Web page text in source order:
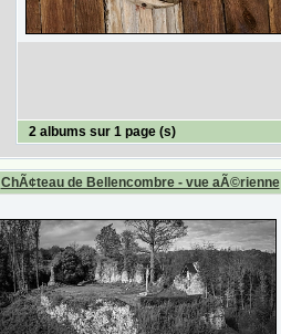
2 albums sur 1 page (s)
ChÃ¢teau de Bellencombre - vue aÃ©rienne